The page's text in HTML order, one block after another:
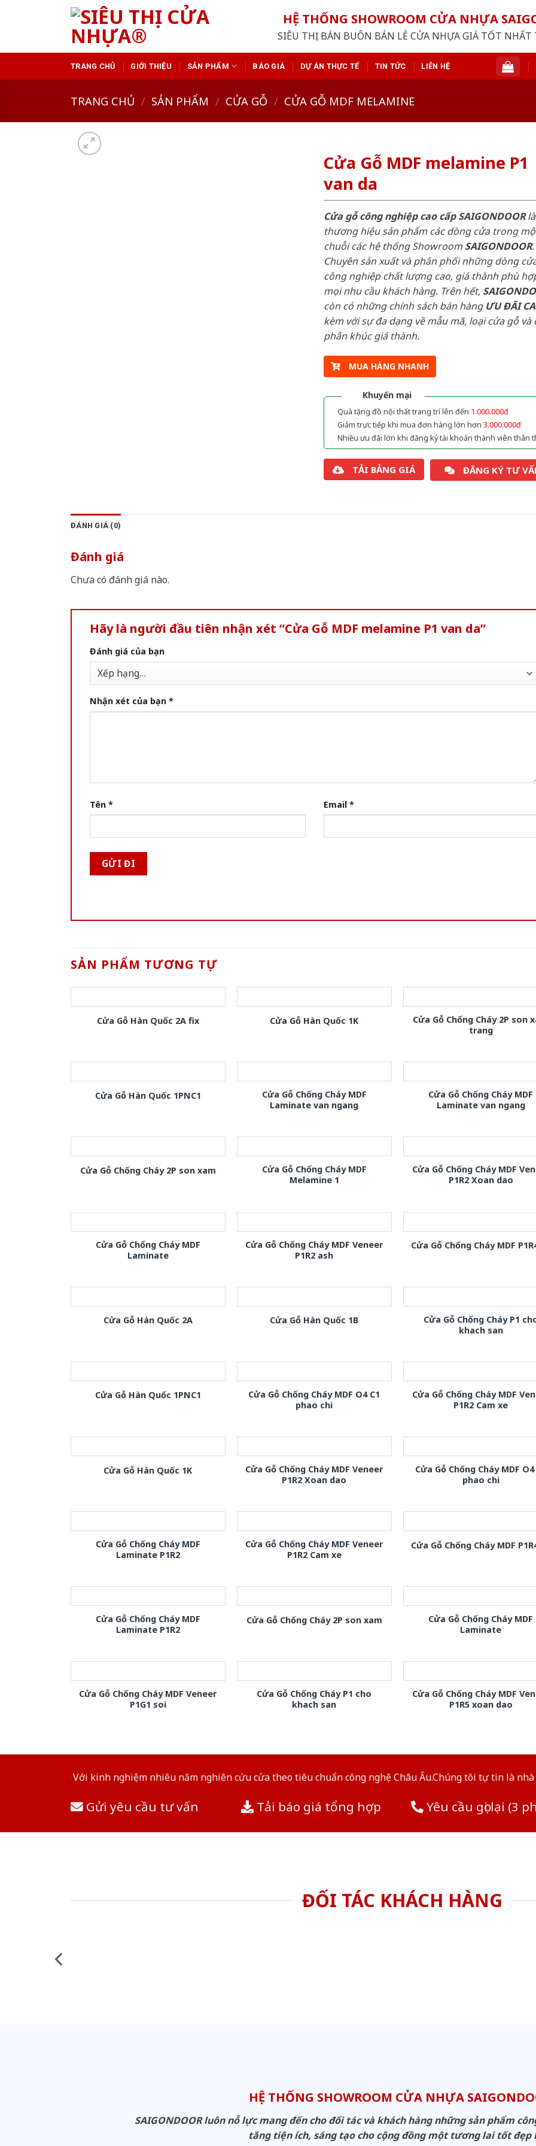
HỆ THỐNG SHOWROOM CỬA NHỰA
SIÊU THỊ BÁN BUÔN BÁN LẺ CỬA NHỰA GIÁ TỐT NHẤT
TRANG CHỦ GIỚI THIỆU SẢN PHẨM BÁO GIÁ DỰ ÁN THỰC TẾ TIN TỨC LIÊN HỆ
TRANG CHỦ / SẢN PHẨM / CỬA GỖ / CỬA GỖ MDF MELAMINE
Cửa Gỗ MDF melamine P1
van da
Cửa gỗ công nghiệp cao cấp SAIGONDOORlà
thương hiệu sản phẩm các dòng cửa trong
chuỗi các hệ thống ShowroomSAIGONDOOR.
Chuyên sản xuất và phân phối những dòng
công nghiệp chất lượng cao, giá thành phù
mọi nhu cầu khách hàng. Trên hết,
còn có những chính sách bán hàng ƯU ĐÃI
kèm với sự đa dạng về mẫu mã, loại cửa gỗ và
phân khúc giá thành.
MUA HÀNG NHANH
Khuyến mại
Quà tặng đồ nội thất trang trí lên đến 1.000.000đ
Giảm trực tiếp khi mua đơn hàng lớn hơn 3.000.000đ
Nhiều ưu đãi lớn khi đăng ký tài khoản thành viên thân
TẢI BẢNG GIÁ ĐĂNG KÝ TƯ
ĐÁNH GIÁ (0)
Đánh giá
Chưa có đánh giá nào.
Hãy là người đầu tiên nhận xét “Cửa Gỗ MDF melamine P1 van da”
Đánh giá của bạn
Nhận xét của bạn *
Tên * Email *
SẢN PHẨM TƯƠNG TỰ
Cửa Gỗ Hàn Quốc 2A fix Cửa Gỗ Hàn Quốc 1K
Cửa Gỗ Chống Cháy 2P son
trang
Cửa Gỗ Hàn Quốc 1PNC1
Cửa Gỗ Chống Cháy MDF
Laminate van ngang
Cửa Gỗ Chống Cháy MDF
Laminate van ngang
Cửa Gỗ Chống Cháy 2P son xam
Cửa Gỗ Chống Cháy MDF
Melamine 1
Cửa Gỗ Chống Cháy MDF
P1R2 Xoan dao
Cửa Gỗ Chống Cháy MDF
Laminate
Cửa Gỗ Chống Cháy MDF Veneer
P1R2 ash
Cửa Gỗ Chống Cháy MDF
Cửa Gỗ Hàn Quốc 2A Cửa Gỗ Hàn Quốc 1B
Cửa Gỗ Chống Cháy P1
khach san
Cửa Gỗ Hàn Quốc 1PNC1
Cửa Gỗ Chống Cháy MDF O4 C1
phao chi
Cửa Gỗ Chống Cháy MDF
P1R2 Cam xe
Cửa Gỗ Hàn Quốc 1K
Cửa Gỗ Chống Cháy MDF Veneer
P1R2 Xoan dao
Cửa Gỗ Chống Cháy MDF O4
phao chi
Cửa Gỗ Chống Cháy MDF
Laminate P1R2
Cửa Gỗ Chống Cháy MDF Veneer
P1R2 Cam xe
Cửa Gỗ Chống Cháy MDF
Cửa Gỗ Chống Cháy MDF
Laminate P1R2
Cửa Gỗ Chống Cháy 2P son xam
Cửa Gỗ Chống Cháy MDF
Laminate
Cửa Gỗ Chống Cháy MDF Veneer
P1G1 soi
Cửa Gỗ Chống Cháy P1 cho
khach san
Cửa Gỗ Chống Cháy MDF
P1R5 xoan dao
Với kinh nghiệm nhiêu năm nghiên cứu cửa theo tiêu chuẩn công nghệ Châu Âu.Chúng tôi tự tin là
Gửi yêu cầu tư vấn Tải báo giá tổng hợp Yêu cầu gọi lại (3
ĐỐI TÁC KHÁCH HÀNG
HỆ THỐNG SHOWROOM CỬA NHỰA
SAIGONDOOR luôn nỗ lực mang đến cho đối tác và khách hàng những sản phẩm
tăng tiện ích, sáng tạo cho cộng đồng một tương lai tốt đẹp